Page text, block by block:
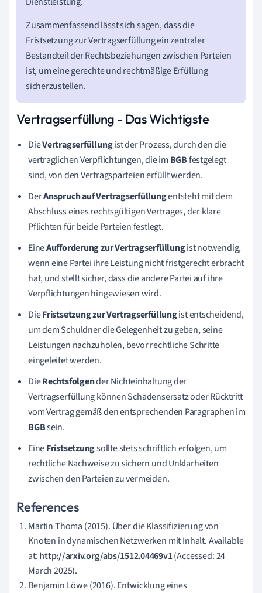
Zusammenfassend lässt sich sagen, dass die
Fristsetzung zur Vertragserfüllung ein zentraler
Bestandteil der Rechtsbeziehungen zwischen Parteien
ist, um eine gerechte und rechtmäßige Erfüllung
sicherzustellen.
Vertragserfüllung - Das Wichtigste
DieVertragserfüllungist der Prozess, durch den die
vertraglichen Verpflichtungen, die im BGBfestgelegt
sind, von den Vertragsparteien erfüllt werden.
DerAnspruch auf Vertragserfüllungentsteht mit dem
Abschluss eines rechtsgültigen Vertrages, der klare
Pflichten für beide Parteien festlegt.
EineAufforderung zur Vertragserfüllungist notwendig,
wenn eine Partei ihre Leistung nicht fristgerecht erbracht
hat, und stellt sicher, dass die andere Partei auf ihre
Verpflichtungen hingewiesen wird.
DieFristsetzung zur Vertragserfüllungist entscheidend,
um dem Schuldner die Gelegenheit zu geben, seine
Leistungen nachzuholen, bevor rechtliche Schritte
eingeleitet werden.
DieRechtsfolgender Nichteinhaltung der
Vertragserfüllung können Schadensersatz oder Rücktritt
vom Vertrag gemäß den entsprechenden Paragraphen im
BGBsein.
EineFristsetzungsollte stets schriftlich erfolgen, um
rechtliche Nachweise zu sichern und Unklarheiten
zwischen den Parteien zu vermeiden.
References
Martin Thoma (2015). Über die Klassifizierung von
Knoten in dynamischen Netzwerken mit Inhalt. Available
at:http://arxiv.org/abs/1512.04469v1(Accessed: 24
March 2025).
Benjamin Löwe (2016). Entwicklung eines